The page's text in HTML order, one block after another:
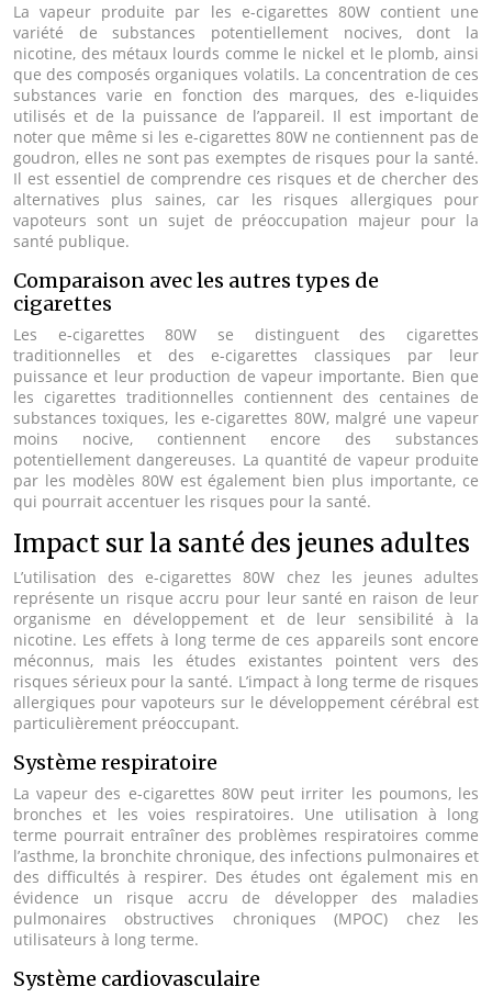
La vapeur produite par les e-cigarettes 80W contient une
variété de substances potentiellement nocives, dont la
nicotine, des métaux lourds comme le nickel et le plomb, ainsi
que des composés organiques volatils. La concentration de ces
substances varie en fonction des marques, des e-liquides
utilisés et de la puissance de l’appareil. Il est important de
noter que même si les e-cigarettes 80W ne contiennent pas de
goudron, elles ne sont pas exemptes de risques pour la santé.
Il est essentiel de comprendre ces risques et de chercher des
alternatives plus saines, car les risques allergiques pour
vapoteurs sont un sujet de préoccupation majeur pour la
santé publique.
Comparaison avec les autres types de
cigarettes
Les e-cigarettes 80W se distinguent des cigarettes
traditionnelles et des e-cigarettes classiques par leur
puissance et leur production de vapeur importante. Bien que
les cigarettes traditionnelles contiennent des centaines de
substances toxiques, les e-cigarettes 80W, malgré une vapeur
moins nocive, contiennent encore des substances
potentiellement dangereuses. La quantité de vapeur produite
par les modèles 80W est également bien plus importante, ce
qui pourrait accentuer les risques pour la santé.
Impact sur la santé des jeunes adultes
L’utilisation des e-cigarettes 80W chez les jeunes adultes
représente un risque accru pour leur santé en raison de leur
organisme en développement et de leur sensibilité à la
nicotine. Les effets à long terme de ces appareils sont encore
méconnus, mais les études existantes pointent vers des
risques sérieux pour la santé. L’impact à long terme de risques
allergiques pour vapoteurs sur le développement cérébral est
particulièrement préoccupant.
Système respiratoire
La vapeur des e-cigarettes 80W peut irriter les poumons, les
bronches et les voies respiratoires. Une utilisation à long
terme pourrait entraîner des problèmes respiratoires comme
l’asthme, la bronchite chronique, des infections pulmonaires et
des difficultés à respirer. Des études ont également mis en
évidence un risque accru de développer des maladies
pulmonaires obstructives chroniques (MPOC) chez les
utilisateurs à long terme.
Système cardiovasculaire